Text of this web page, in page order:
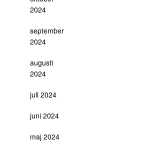
2024
september
2024
augusti
2024
juli 2024
juni 2024
maj 2024